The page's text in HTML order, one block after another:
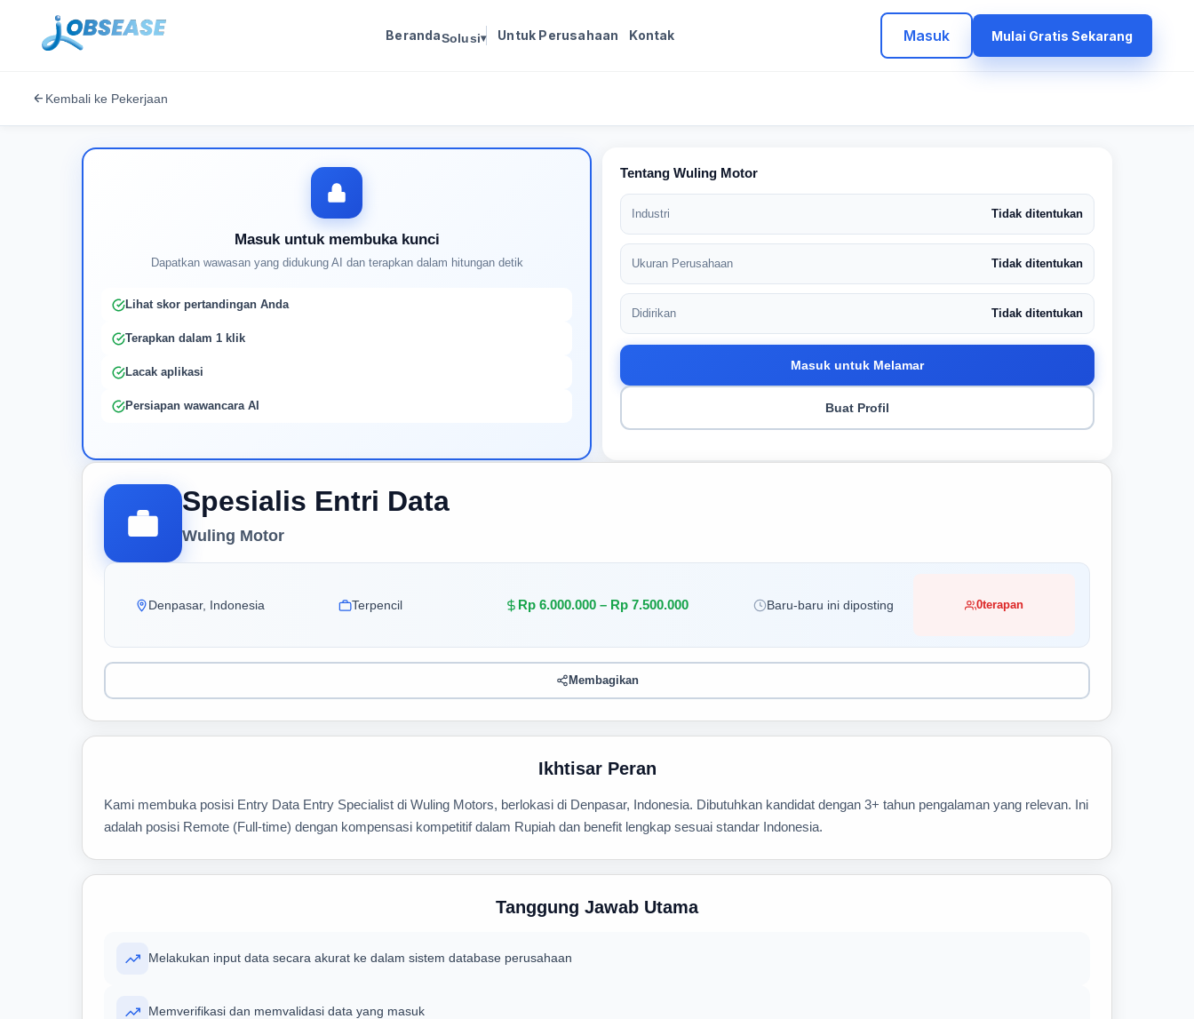
BerandaSolusi▾ Untuk Perusahaan Kontak Masuk Mulai Gratis Sekarang
Kembali ke Pekerjaan
Spesialis Entri Data
Wuling Motor
Denpasar, Indonesia Terpencil Rp 6.000.000 – Rp 7.500.000 Baru-baru ini diposting 0terapan
Membagikan
Ikhtisar Peran
Kami membuka posisi Entry Data Entry Specialist di Wuling Motors, berlokasi di Denpasar, Indonesia. Dibutuhkan kandidat dengan 3+ tahun pengalaman yang relevan. Ini
adalah posisi Remote (Full-time) dengan kompensasi kompetitif dalam Rupiah dan benefit lengkap sesuai standar Indonesia.
Tanggung Jawab Utama
Melakukan input data secara akurat ke dalam sistem database perusahaan
Memverifikasi dan memvalidasi data yang masuk
Masuk untuk membuka kunci
Dapatkan wawasan yang didukung AI dan terapkan dalam hitungan detik
Lihat skor pertandingan Anda
Terapkan dalam 1 klik
Lacak aplikasi
Persiapan wawancara AI
Tentang Wuling Motor
Industri Tidak ditentukan
Ukuran Perusahaan Tidak ditentukan
Didirikan Tidak ditentukan
Masuk untuk Melamar
Buat Profil